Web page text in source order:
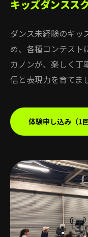
キッズダンスス
ダンス未経験のキッ
め、各種コンテスト
カノンが、楽しく丁
信と表現力を育てま
体験申し込み（1